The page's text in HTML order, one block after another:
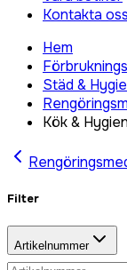
Kontakta oss
Hem
Städ &
Kök &
Filter
Artikelnummer